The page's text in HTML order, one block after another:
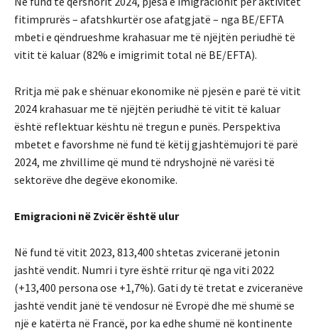
fitimprurës – afatshkurtër ose afatgjatë – nga BE/EFTA
mbeti e qëndrueshme krahasuar me të njëjtën periudhë të
vitit të kaluar (82% e imigrimit total në BE/EFTA).
Rritja më pak e shënuar ekonomike në pjesën e parë të vitit
2024 krahasuar me të njëjtën periudhë të vitit të kaluar
është reflektuar kështu në tregun e punës. Perspektiva
mbetet e favorshme në fund të këtij gjashtëmujori të parë
2024, me zhvillime që mund të ndryshojnë në varësi të
sektorëve dhe degëve ekonomike.
Emigracioni në Zvicër është ulur
Në fund të vitit 2023, 813,400 shtetas zviceranë jetonin
jashtë vendit. Numri i tyre është rritur që nga viti 2022
(+13,400 persona ose +1,7%). Gati dy të tretat e zviceranëve
jashtë vendit janë të vendosur në Evropë dhe më shumë se
një e katërta në Francë, por ka edhe shumë në kontinente